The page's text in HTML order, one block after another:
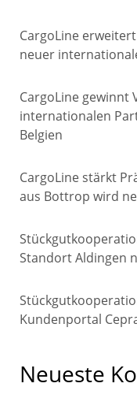
CargoLine
neuer
CargoLine gewinnt
internationalen
Belgien
CargoLine stärkt
aus Bottrop wird
Standort Aldingen
Kundenportal
Neueste